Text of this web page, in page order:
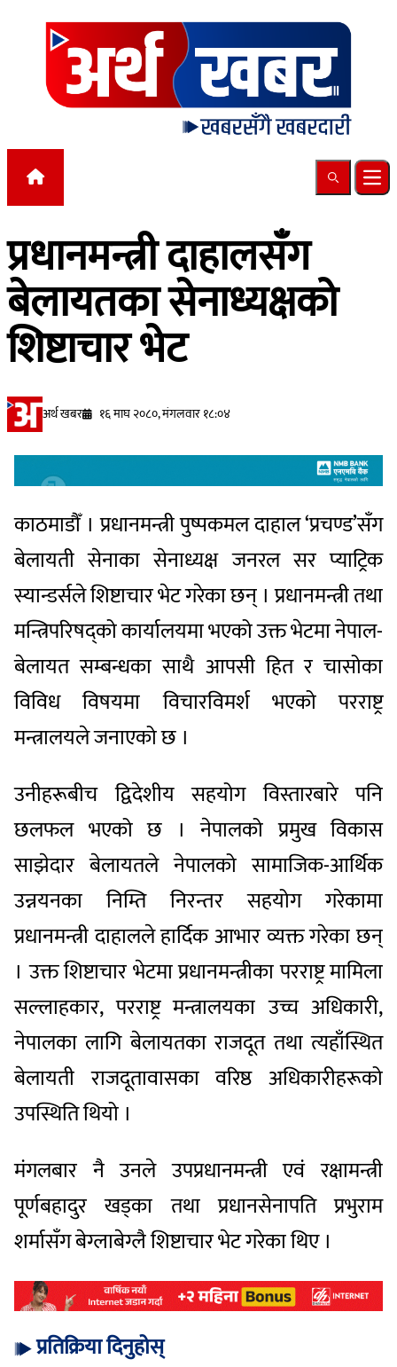
Skip to content
Search
प्रधानमन्त्री दाहालसँग
बेलायतका सेनाध्यक्षको
शिष्टाचार भेट
अर्थ खबर १६ माघ २०८०, मंगलवार १८:०४
काठमाडौँ । प्रधानमन्त्री पुष्पकमल दाहाल ‘प्रचण्ड’सँग
बेलायती सेनाका सेनाध्यक्ष जनरल सर प्याट्रिक
स्यान्डर्सले शिष्टाचार भेट गरेका छन् । प्रधानमन्त्री तथा
मन्त्रिपरिषद्को कार्यालयमा भएको उक्त भेटमा नेपाल-
बेलायत सम्बन्धका साथै आपसी हित र चासोका
विविध विषयमा विचारविमर्श भएको परराष्ट्र
मन्त्रालयले जनाएको छ ।
उनीहरूबीच द्विदेशीय सहयोग विस्तारबारे पनि
छलफल भएको छ । नेपालको प्रमुख विकास
साझेदार बेलायतले नेपालको सामाजिक-आर्थिक
उन्नयनका निम्ति निरन्तर सहयोग गरेकामा
प्रधानमन्त्री दाहालले हार्दिक आभार व्यक्त गरेका छन्
। उक्त शिष्टाचार भेटमा प्रधानमन्त्रीका परराष्ट्र मामिला
सल्लाहकार, परराष्ट्र मन्त्रालयका उच्च अधिकारी,
नेपालका लागि बेलायतका राजदूत तथा त्यहाँस्थित
बेलायती राजदूतावासका वरिष्ठ अधिकारीहरूको
उपस्थिति थियो ।
मंगलबार नै उनले उपप्रधानमन्त्री एवं रक्षामन्त्री
पूर्णबहादुर खड्का तथा प्रधानसेनापति प्रभुराम
शर्मासँग बेग्लाबेग्लै शिष्टाचार भेट गरेका थिए ।
प्रतिक्रिया दिनुहोस्